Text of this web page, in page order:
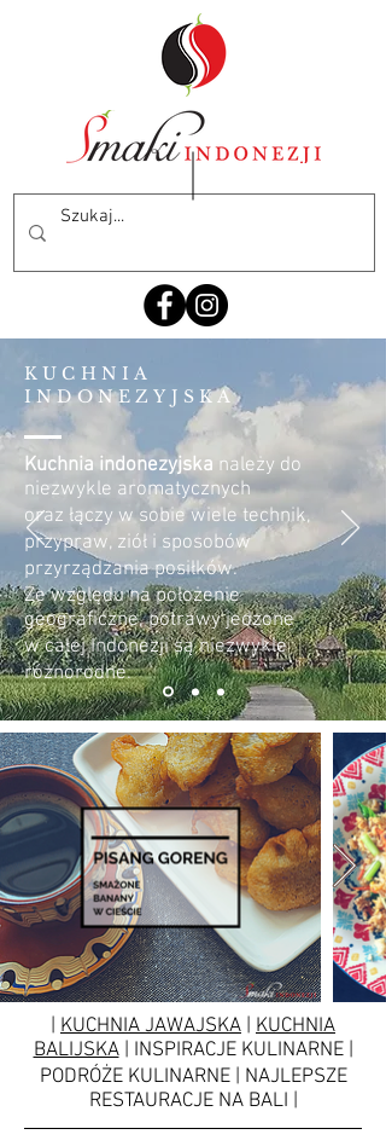
KUCHNIA
INDONEZYJSKA
Kuchnia indonezyjska należy do
niezwykle aromatycznych
oraz łączy w sobie wiele technik,
przypraw, ziół i sposobów
przyrządzania posiłków.
Ze względu na położenie
geograficzne, potrawy jedzone
w całej Indonezji są niezwykle
różnorodne.
| KUCHNIA JAWAJSKA | KUCHNIA
BALIJSKA| INSPIRACJE KULINARNE |
PODRÓŻE KULINARNE | NAJLEPSZE
RESTAURACJE NA BALI |